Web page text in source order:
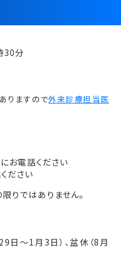
30分
りますので外来診療担当医
にお電話ください
ださい
りではありません。
日～1月3日）、盆休（8月